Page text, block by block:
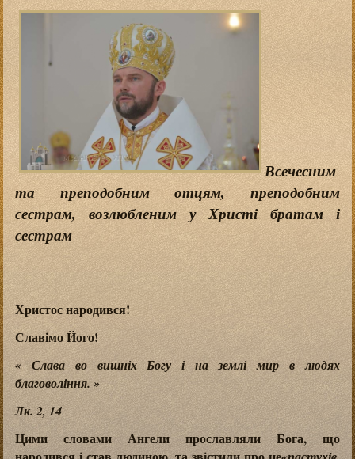
Всечесним
та преподобним отцям, преподобним
сестрам, возлюбленим у Христі братам і
сестрам
Христос народився!
Славімо Його!
« Слава во вишніх Богу і на землі мир в людях
благовоління. »
Лк. 2, 14
Цими словами Ангели прославляли Бога, що